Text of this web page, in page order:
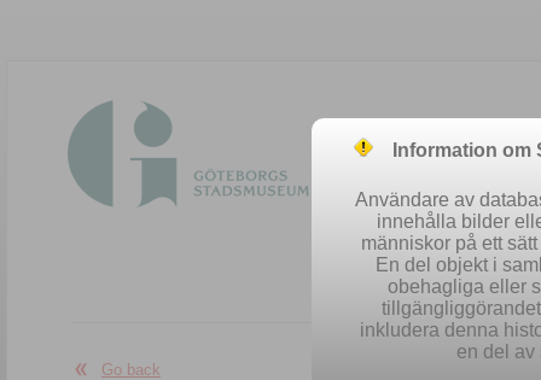
Easy
Go back
Information
Användare av
innehålla bilder
människor på ett
En del objekt i
obehagliga eller
inkludera denna
en del av